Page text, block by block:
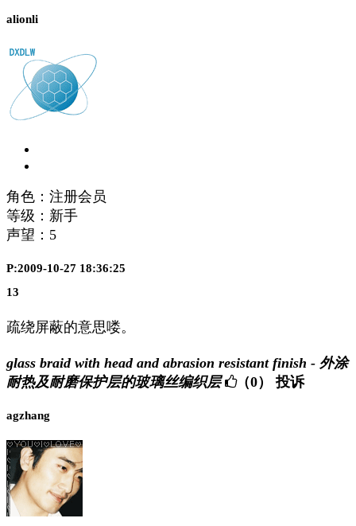
alionli
角色：注册会员
等级：新手
声望： 5
P:2009-10-27 18:36:25
13
疏绕屏蔽的意思喽。
glass braid with head and abrasion resistant finish - 外涂
耐热及耐磨保护层的玻璃丝编织层
（0） 投诉
agzhang